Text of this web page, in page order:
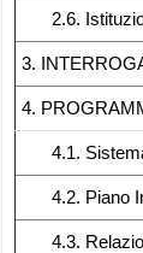
2.6.
3.
4.
4.1.
4.2. Piano
4.3.